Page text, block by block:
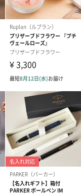
いたします。ギフト
フルーツティ
円）